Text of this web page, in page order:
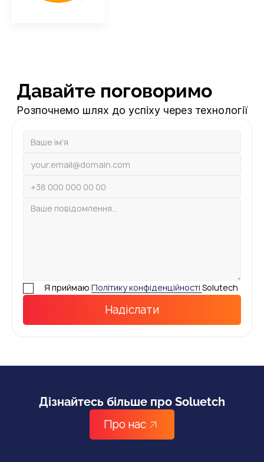
Давайте поговоримо
Розпочнемо шлях до успіху через технології
Я приймаю Політику конфіденційності Solutech
Дізнайтесь більше про Soluetch
Про нас